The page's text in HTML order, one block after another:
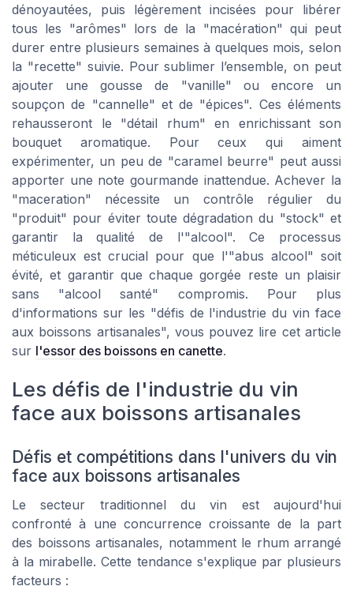
dénoyautées, puis légèrement incisées pour libérer
tous les "arômes" lors de la "macération" qui peut
durer entre plusieurs semaines à quelques mois, selon
la "recette" suivie. Pour sublimer l’ensemble, on peut
ajouter une gousse de "vanille" ou encore un
soupçon de "cannelle" et de "épices". Ces éléments
rehausseront le "détail rhum" en enrichissant son
bouquet aromatique. Pour ceux qui aiment
expérimenter, un peu de "caramel beurre" peut aussi
apporter une note gourmande inattendue. Achever la
"maceration" nécessite un contrôle régulier du
"produit" pour éviter toute dégradation du "stock" et
garantir la qualité de l'"alcool". Ce processus
méticuleux est crucial pour que l'"abus alcool" soit
évité, et garantir que chaque gorgée reste un plaisir
sans "alcool santé" compromis. Pour plus
d'informations sur les "défis de l'industrie du vin face
aux boissons artisanales", vous pouvez lire cet article
sur l'essor des boissons en canette.
Les défis de l'industrie du vin
face aux boissons artisanales
Défis et compétitions dans l'univers du vin
face aux boissons artisanales
Le secteur traditionnel du vin est aujourd'hui
confronté à une concurrence croissante de la part
des boissons artisanales, notamment le rhum arrangé
à la mirabelle. Cette tendance s'explique par plusieurs
facteurs :